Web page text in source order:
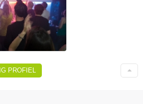
PROFIEL